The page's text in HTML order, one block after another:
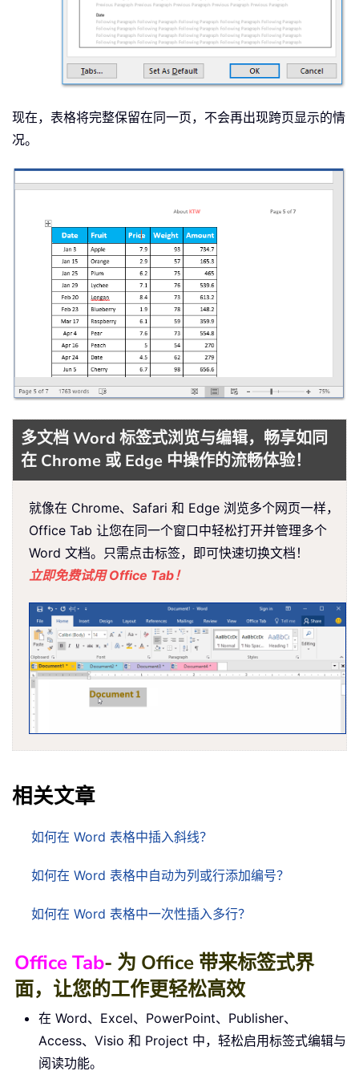
现在，表格将完整保留在同一页，不会再出现跨页显示的情
况。
多文档 Word 标签式浏览与编辑，畅享如同
在 Chrome 或 Edge 中操作的流畅体验！
就像在 Chrome、Safari 和 Edge 浏览多个网页一样，
Office Tab 让您在同一个窗口中轻松打开并管理多个
Word 文档。只需点击标签，即可快速切换文档！
立即免费试用 Office Tab！
相关文章
如何在 Word 表格中插入斜线？
如何在 Word 表格中自动为列或行添加编号？
如何在 Word 表格中一次性插入多行？
Office Tab- 为 Office 带来标签式界
面，让您的工作更轻松高效
在 Word、Excel、PowerPoint、Publisher、
Access、Visio 和 Project 中，轻松启用标签式编辑与
阅读功能。